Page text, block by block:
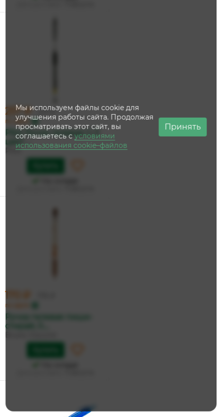
257 ₽ 271 ₽
по карте
Pilot Ручка гелевая G-3
цвет ...
Pilot
170 ₽
по карте
Ручка гелевая пиши-
стирай, 0....
Мы используем файлы cookie для
улучшения работы сайта. Продолжая
просматривать этот сайт, вы
соглашаетесь сусловиями
использования cookie–файлов
Принять